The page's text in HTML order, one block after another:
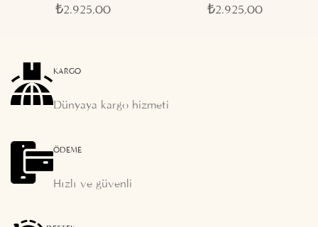
₺2.925,00 ₺2.925,00
KARGO
Dünyaya kargo hizmeti
ÖDEME
Hızlı ve güvenli